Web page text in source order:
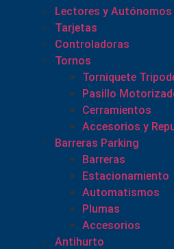
Lectores y Autónomos
Tarjetas
Controladoras
Tornos
Torniquete
Pasillo
Cerramientos
Accesorios y
Barreras Parking
Barreras
Estacionamiento
Automatismos
Plumas
Accesorios
Antihurto